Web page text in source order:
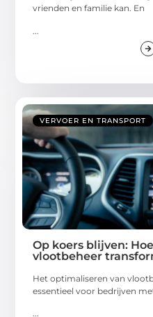
vrienden en familie kan. En
VERVOER EN TRANSPORT
Op koers blijven:
vlootbeheer
Het optimaliseren van
essentieel voor bedrijven
...